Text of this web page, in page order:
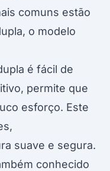
comuns estão
o modelo
é fácil de
permite que
esforço. Este
suave e segura.
conhecido